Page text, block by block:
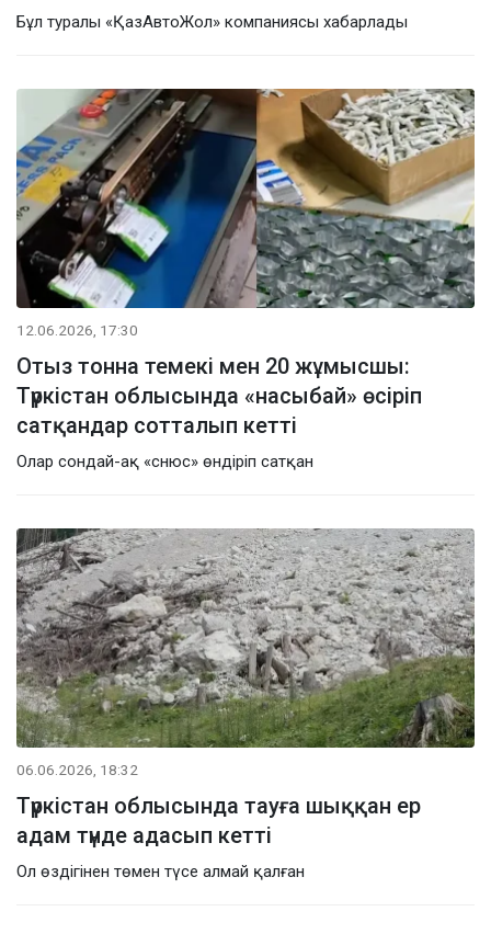
Бұл туралы «ҚазАвтоЖол» компаниясы хабарлады
12.06.2026, 17:30
Отыз тонна темекі мен 20 жұмысшы:
Түркістан облысында «насыбай» өсіріп
сатқандар сотталып кетті
Олар сондай-ақ «снюс» өндіріп сатқан
06.06.2026, 18:32
Түркістан облысында тауға шыққан ер
адам түнде адасып кетті
Ол өздігінен төмен түсе алмай қалған